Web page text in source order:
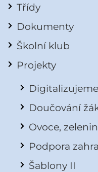
Třídy
Dokumenty
Školní klub
Projekty
Doučování
Ovoce,
Podpora
Šablony II